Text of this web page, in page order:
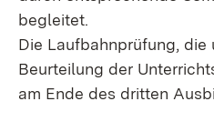
begleitet.
Die Laufbahnprüfung, die
Beurteilung der
am Ende des dritten